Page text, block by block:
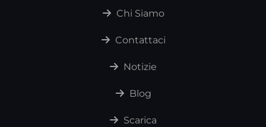
Chi Siamo
Contattaci
Notizie
Blog
Scarica